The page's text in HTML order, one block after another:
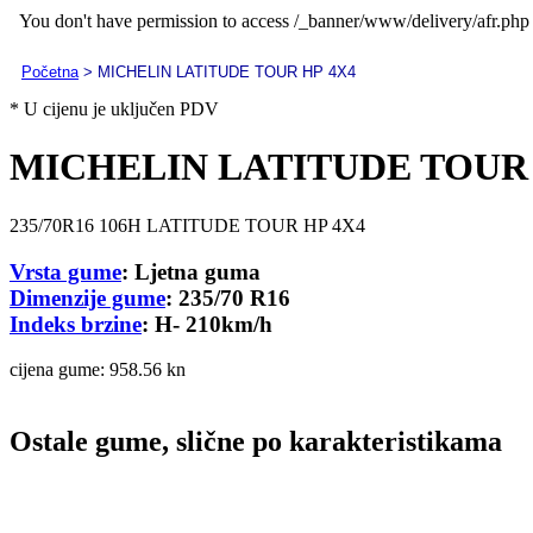
Početna> MICHELIN LATITUDE TOUR HP 4X4
* U cijenu je uključen PDV
MICHELIN LATITUDE TOUR
235/70R16 106H LATITUDE TOUR HP 4X4
Vrsta gume: Ljetna guma
Dimenzije gume: 235/70 R16
Indeks brzine: H- 210km/h
cijena gume: 958.56 kn
Ostale gume, slične po karakteristikama